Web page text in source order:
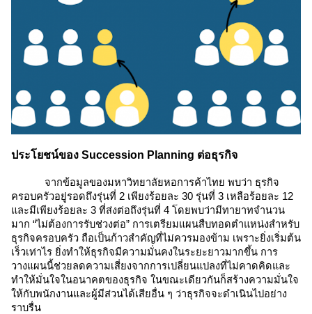
ประโยชน์ของ Succession Planning ต่อธุรกิจ
จากข้อมูลของมหาวิทยาลัยหอการค้าไทย พบว่า ธุรกิจ
ครอบครัวอยู่รอดถึงรุ่นที่ 2 เพียงร้อยละ 30 รุ่นที่ 3 เหลือร้อยละ 12
และมีเพียงร้อยละ 3 ที่ส่งต่อถึงรุ่นที่ 4 โดยพบว่ามีทายาทจำนวน
มาก “ไม่ต้องการรับช่วงต่อ” การเตรียมแผนสืบทอดตำแหน่งสำหรับ
ธุรกิจครอบครัว ถือเป็นก้าวสำคัญที่ไม่ควรมองข้าม เพราะยิ่งเริ่มต้น
เร็วเท่าไร ยิ่งทำให้ธุรกิจมีความมั่นคงในระยะยาวมากขึ้น การ
วางแผนนี้ช่วยลดความเสี่ยงจากการเปลี่ยนแปลงที่ไม่คาดคิดและ
ทำให้มั่นใจในอนาคตของธุรกิจ ในขณะเดียวกันก็สร้างความมั่นใจ
ให้กับพนักงานและผู้มีส่วนได้เสียอื่น ๆ ว่าธุรกิจจะดำเนินไปอย่าง
ราบรื่น